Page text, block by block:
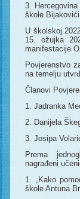
3.
škole Bijakovići
U školskoj
15. ožujka
manifestacije
Povjerenstvo
na temelju
Članovi
1. Jadranka
2. Danijela
3. Josipa
Prema
nagrađeni
1. „Kako
škole Antuna